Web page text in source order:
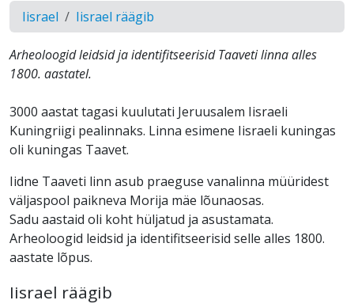
Iisrael Iisrael räägib
Arheoloogid leidsid ja identifitseerisid Taaveti linna alles
1800. aastatel.
3000 aastat tagasi kuulutati Jeruusalem Iisraeli
Kuningriigi pealinnaks. Linna esimene Iisraeli kuningas
oli kuningas Taavet.
Iidne Taaveti linn asub praeguse vanalinna müüridest
väljaspool paikneva Morija mäe lõunaosas.
Sadu aastaid oli koht hüljatud ja asustamata.
Arheoloogid leidsid ja identifitseerisid selle alles 1800.
aastate lõpus.
Iisrael räägib